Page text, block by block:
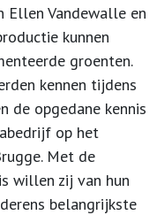
Ellen Vandewalle en
kunnen
groenten.
kennen tijdens
de opgedane kennis
op het
Met de
willen zij van hun
belangrijkste